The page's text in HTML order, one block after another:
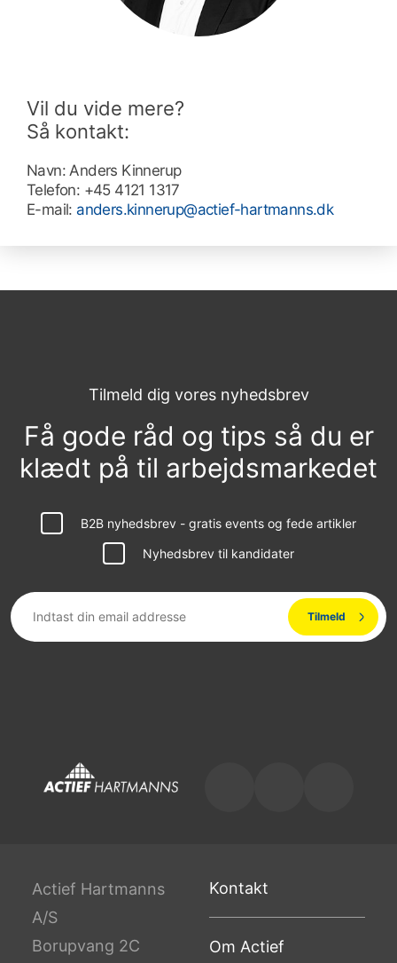
Vil du vide mere?
Så kontakt:
Navn: Anders Kinnerup
Telefon: +45 4121 1317
E-mail: anders.kinnerup@actief-hartmanns.dk
Tilmeld dig vores nyhedsbrev
Få gode råd og tips så du er
klædt på til arbejdsmarkedet
B2B nyhedsbrev - gratis events og fede artikler
Nyhedsbrev til kandidater
Actief Hartmanns
A/S
Borupvang 2C
Kontakt
Om Actief